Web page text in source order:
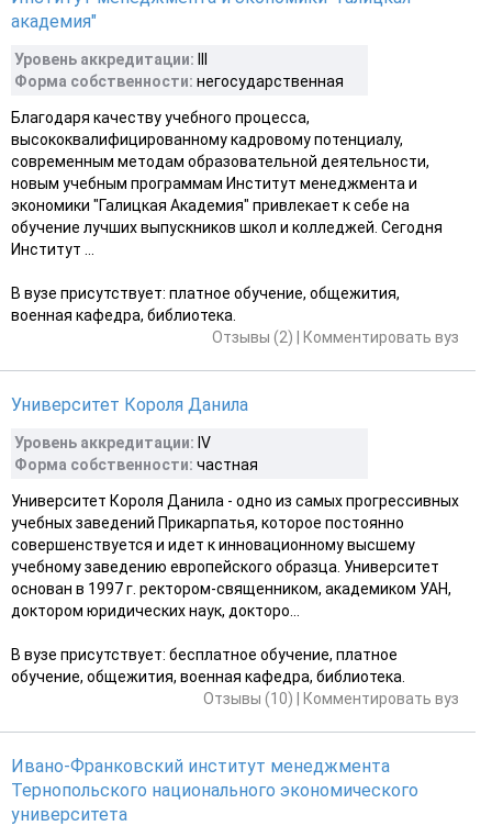
академия"
Уровень аккредитации:
Форма собственности: негосударственная
Благодаря качеству учебного процесса,
высококвалифицированному кадровому потенциалу,
современным методам образовательной деятельности,
новым учебным программам Институт менеджмента и
экономики "Галицкая Академия" привлекает к себе на
обучение лучших выпускников школ и колледжей. Сегодня
Институт ...
В вузе присутствует: платное обучение, общежития,
военная кафедра, библиотека.
Отзывы (2)
Комментировать вуз
Университет Короля Данила
Уровень аккредитации: IV
Форма собственности: частная
Университет Короля Данила - одно из самых прогрессивных
учебных заведений Прикарпатья, которое постоянно
совершенствуется и идет к инновационному высшему
учебному заведению европейского образца. Университет
основан в 1997 г. ректором-священником, академиком УАН,
доктором юридических наук, докторо...
В вузе присутствует: бесплатное обучение, платное
обучение, общежития, военная кафедра, библиотека.
Отзывы (10)
Комментировать вуз
Ивано-Франковский институт менеджмента
Тернопольского национального экономического
университета